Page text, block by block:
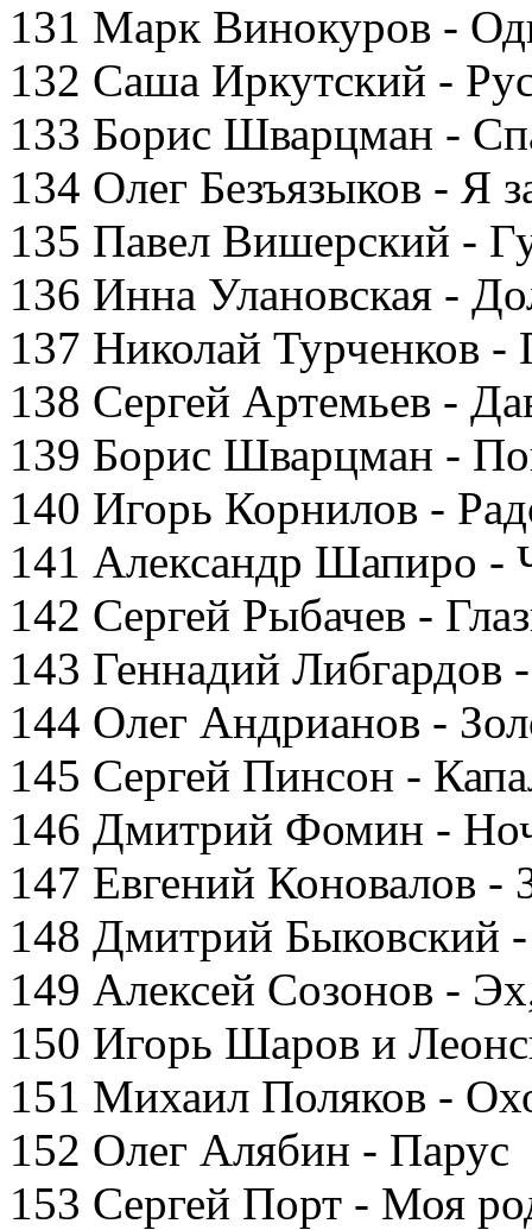
131 Марк Винокуров -
132 Саша Иркутский -
133 Борис Шварцман -
134 Олег Безъязыков - Я
135 Павел Вишерский -
136 Инна Улановская -
137 Николай Турченков -
138 Сергей Артемьев -
139 Борис Шварцман -
140 Игорь Корнилов -
141 Александр Шапиро -
142 Сергей Рыбачев -
143 Геннадий Либгардов
144 Олег Андрианов -
145 Сергей Пинсон -
146 Дмитрий Фомин -
147 Евгений Коновалов -
148 Дмитрий Быковский
149 Алексей Созонов -
150 Игорь Шаров и
151 Михаил Поляков -
152 Олег Алябин - Парус
153 Сергей Порт - Моя